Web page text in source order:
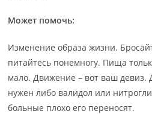
Может помочь:
Изменение образа жизни.
питайтесь понемногу. Пища
мало. Движение – вот ваш девиз.
нужен либо валидол или
больные плохо его переносят.